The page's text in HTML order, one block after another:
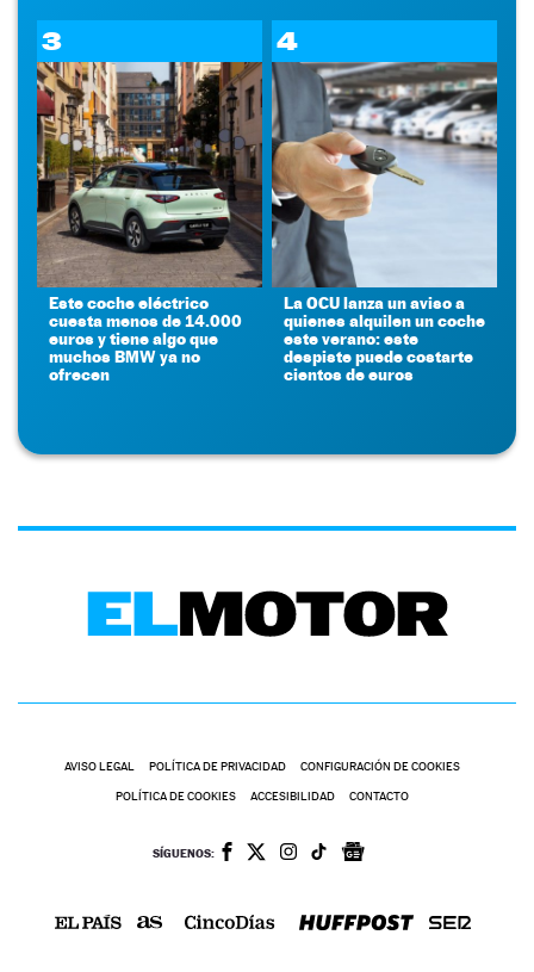
3
Este coche eléctrico
cuesta menos de 14.000
euros y tiene algo que
muchos BMW ya no
ofrecen
4
La OCU lanza un aviso a
quienes alquilen un coche
este verano: este
despiste puede costarte
cientos de euros
AVISO LEGAL POLÍTICA DE PRIVACIDAD CONFIGURACIÓN DE COOKIES
POLÍTICA DE COOKIES ACCESIBILIDAD CONTACTO
SÍGUENOS: